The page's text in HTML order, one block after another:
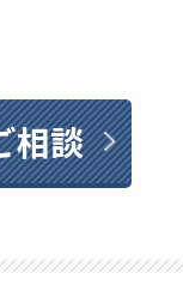
相談